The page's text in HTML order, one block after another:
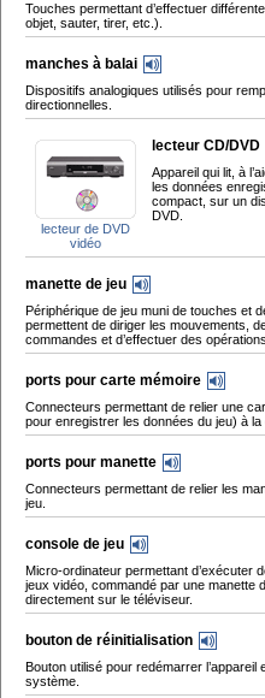
Touches permettant d’effectuer
objet, sauter, tirer, etc.).
manches à balai
Dispositifs analogiques utilisés pour
directionnelles.
lecteur de DVD
vidéo
lecteur CD/DVD
Appareil qui lit, à
les données
compact, sur un
DVD.
manette de jeu
Périphérique de jeu muni de touches et
permettent de diriger les mouvements,
commandes et d’effectuer des opérations.
ports pour carte mémoire
Connecteurs permettant de relier une
pour enregistrer les données du jeu) à la
ports pour manette
Connecteurs permettant de relier les
jeu.
console de jeu
Micro-ordinateur permettant d’exécuter
jeux vidéo, commandé par une manette
directement sur le téléviseur.
bouton de réinitialisation
Bouton utilisé pour redémarrer l’appareil
système.